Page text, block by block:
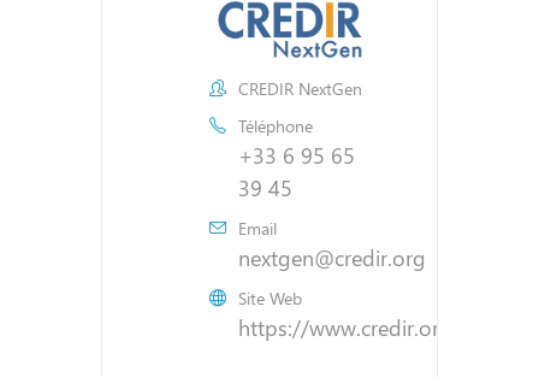
CREDIR NextGen
Téléphone
+33 6 95 65
39 45
Email
nextgen@credir.org
Site Web
https://www.credir.org/